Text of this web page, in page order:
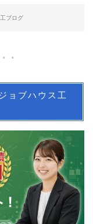
ブログ
ョブハウス工